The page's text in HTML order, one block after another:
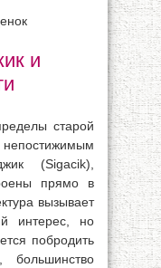
и
старой
непостижимым
(Sigacik),
прямо в
вызывает
интерес, но
побродить